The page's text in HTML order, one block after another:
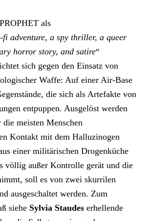
als
fi adventure, a spy thriller, a queer
horror story, and satire“
sich gegen den Einsatz von
Waffe: Auf einer Air-Base
die sich als Artefakte von
entpuppen. Ausgelöst werden
meisten Menschen
Kontakt mit dem Halluzinogen
einer militärischen Drogenküche
völlig außer Kontrolle gerät und die
soll es von zwei skurrilen
ausgeschaltet werden. Zum
siehe Sylvia Staudes erhellende